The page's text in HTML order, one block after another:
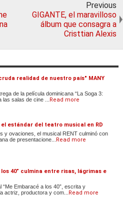
Previous
GIGANTE, el maravilloso
álbum que consagra a
Cristtian Alexis
cruda realidad de nuestro país" MANY
de la película dominicana “La Soga 3:
las salas de cine ...
Read more
el estándar del teatro musical en RD
y ovaciones, el musical RENT culminó con
de presentacione...
Read more
40” culmina entre risas, lágrimas e
“Me Embaracé a los 40”, escrita y
actriz, productora y com...
Read more